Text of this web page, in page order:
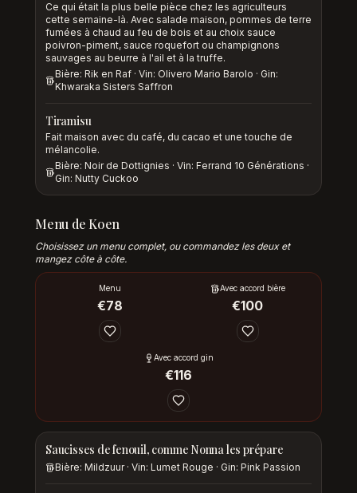
Ce qui était la plus belle pièce chez les agriculteurs
cette semaine-là. Avec salade maison, pommes de terre
fumées à chaud au feu de bois et au choix sauce
poivron-piment, sauce roquefort ou champignons
sauvages au beurre à l'ail et à la truffe.
Bière: Rik en Raf · Vin: Olivero Mario Barolo · Gin:
Khwaraka Sisters Saffron
Tiramisu
Fait maison avec du café, du cacao et une touche de
mélancolie.
Bière: Noir de Dottignies · Vin: Ferrand 10 Générations ·
Gin: Nutty Cuckoo
Menu de Koen
Choisissez un menu complet, ou commandez les deux et
mangez côte à côte.
Menu
€78
Avec accord bière
€100
Avec accord gin
€116
Saucisses de fenouil, comme Nonna les prépare
Bière: Mildzuur · Vin: Lumet Rouge · Gin: Pink Passion